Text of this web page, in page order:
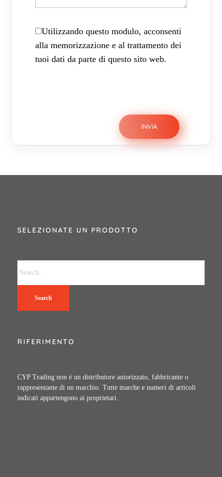
Utilizzando questo modulo, acconsenti
alla memorizzazione e al trattamento dei
tuoi dati da parte di questo sito web.
SELEZIONATE UN PRODOTTO
Search
RIFERIMENTO
CYP Trading non é un distributore autorizzato, fabbricante o
rappresentante di un marchio. Tutte marche e numeri di articoli
indicati appartengono ai proprietari.